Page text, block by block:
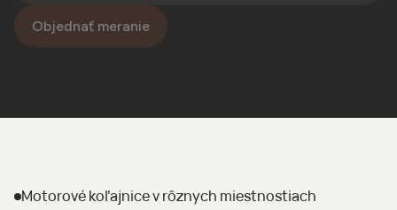
Objednať meranie
Motorové koľajnicev rôznych miestnostiach